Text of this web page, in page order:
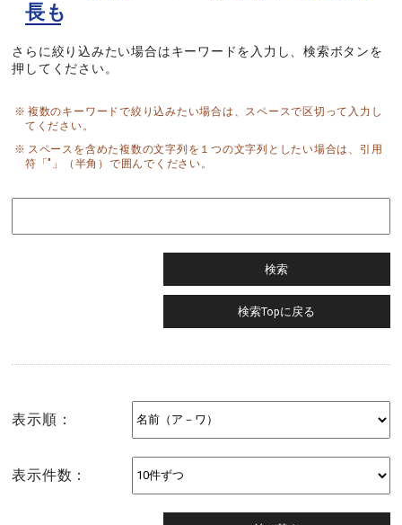
長も
さらに絞り込みたい場合はキーワードを入力し、検索ボタンを
押してください。
複数のキーワードで絞り込みたい場合は、スペースで区切って入力し
てください。
スペースを含めた複数の文字列を１つの文字列としたい場合は、引用
符「"」（半角）で囲んでください。
表示順：
表示件数：